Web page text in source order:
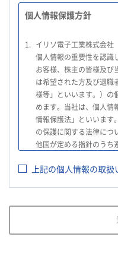
個人情報保護方針
1. イリソ電子工業株式会社
個人情報の重要性を認識
お客様、株主の皆様及び
は希望された方及び退職
様等」といいます。）の
めます。当社は、個人情
情報保護法」といいます
の保護に関する法律につ
他国が定める指針のうち
2.
当社は、お客様等の個人
れている場合を除き、お
当社は、お客様等の個
い、滅失又は毀損等の防
上記の個人情報の取扱